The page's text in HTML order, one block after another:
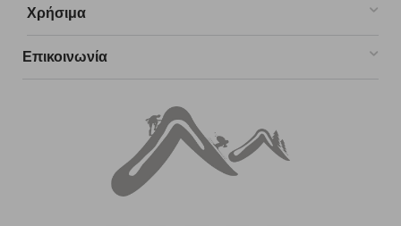
Χρήσιμα
Επικοινωνία